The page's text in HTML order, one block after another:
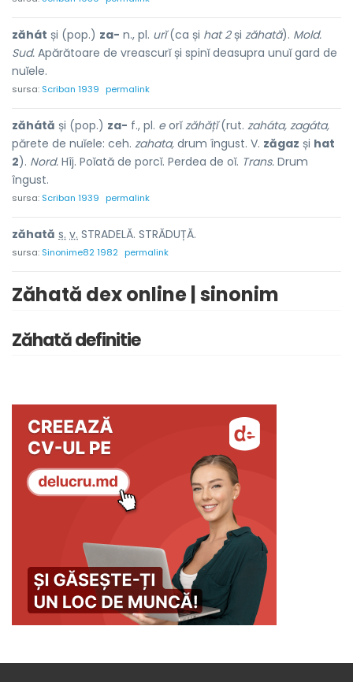
zăhát și (pop.) za- n., pl. urĭ(ca și hat 2și zăhată). Mold.
Sud. Apărătoare de vreascurĭ și spinĭ deasupra unuĭ gard de
nuĭele.
sursa: Scriban 1939 permalink
zăhátă și (pop.) za- f., pl. eorĭzăhățĭ(rut. zaháta, zagáta,
părete de nuĭele: ceh. zahata, drum îngust. V. zăgaz și hat
2). Nord. Hîj. Poĭată de porcĭ. Perdea de oĭ. Trans. Drum
îngust.
sursa: Scriban 1939 permalink
zăhată s. v. STRADELĂ. STRĂDUȚĂ.
sursa: Sinonime82 1982 permalink
Zăhată dex online | sinonim
Zăhată definitie